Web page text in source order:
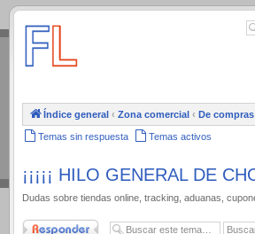
.
Índice general ‹ Zona comercial ‹ De compras
Temas sin respuesta Temas activos
¡¡¡¡¡ HILO GENERAL DE
Dudas sobre tiendas online, tracking, aduanas,
Responder